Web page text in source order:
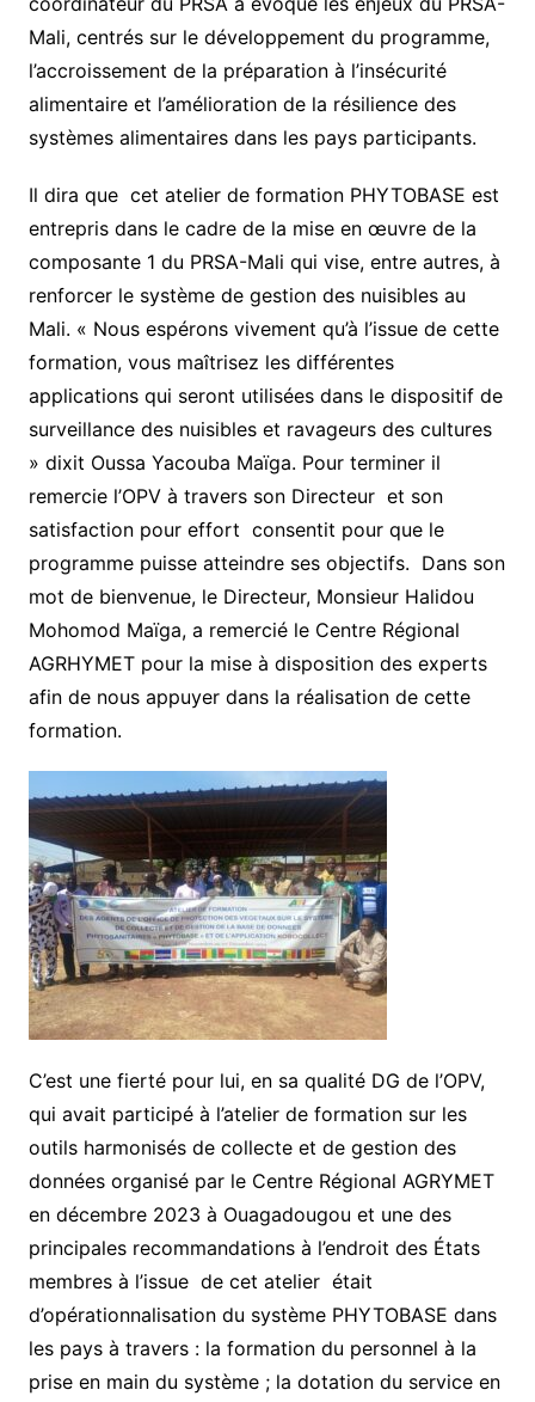
Mali, centrés sur le développement du programme,
l’accroissement de la préparation à l’insécurité
alimentaire et l’amélioration de la résilience des
systèmes alimentaires dans les pays participants.
Il dira que cet atelier de formation PHYTOBASE est
entrepris dans le cadre de la mise en œuvre de la
composante 1 du PRSA-Mali qui vise, entre autres, à
renforcer le système de gestion des nuisibles au
Mali. « Nous espérons vivement qu’à l’issue de cette
formation, vous maîtrisez les différentes
applications qui seront utilisées dans le dispositif de
surveillance des nuisibles et ravageurs des cultures
» dixit Oussa Yacouba Maïga. Pour terminer il
remercie l’OPV à travers son Directeur et son
satisfaction pour effort consentit pour que le
programme puisse atteindre ses objectifs. Dans son
mot de bienvenue, le Directeur, Monsieur Halidou
Mohomod Maïga, a remercié le Centre Régional
AGRHYMET pour la mise à disposition des experts
afin de nous appuyer dans la réalisation de cette
formation.
C’est une fierté pour lui, en sa qualité DG de l’OPV,
qui avait participé à l’atelier de formation sur les
outils harmonisés de collecte et de gestion des
données organisé par le Centre Régional AGRYMET
en décembre 2023 à Ouagadougou et une des
principales recommandations à l’endroit des États
membres à l’issue de cet atelier était
d’opérationnalisation du système PHYTOBASE dans
les pays à travers : la formation du personnel à la
prise en main du système ; la dotation du service en